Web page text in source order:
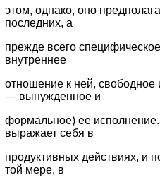
этом, однако, оно
последних, а
прежде всего
внутреннее
отношение к ней, свободное
— вынужденное и
формальное) ее исполнение.
выражает себя в
продуктивных действиях, и
той мере, в